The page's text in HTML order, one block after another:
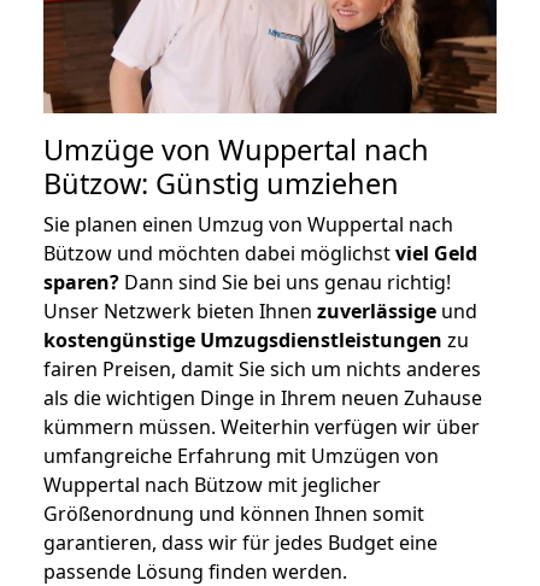
Umzüge von Wuppertal nach
Bützow: Günstig umziehen
Sie planen einen Umzug von Wuppertal nach
Bützow und möchten dabei möglichstviel Geld
sparen? Dann sind Sie bei uns genau richtig!
Unser Netzwerk bieten Ihnen zuverlässige und
kostengünstige Umzugsdienstleistungen zu
fairen Preisen, damit Sie sich um nichts anderes
als die wichtigen Dinge in Ihrem neuen Zuhause
kümmern müssen. Weiterhin verfügen wir über
umfangreiche Erfahrung mit Umzügen von
Wuppertal nach Bützow mit jeglicher
Größenordnung und können Ihnen somit
garantieren, dass wir für jedes Budget eine
passende Lösung finden werden.